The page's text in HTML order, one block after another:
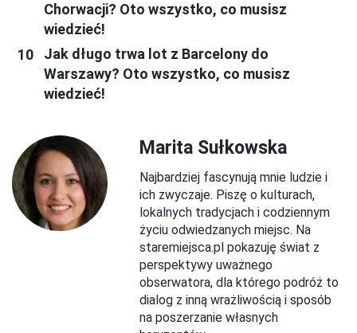
Chorwacji? Oto wszystko, co musisz
wiedzieć!
Jak długo trwa lot z Barcelony do
Warszawy? Oto wszystko, co musisz
wiedzieć!
Marita Sułkowska
Najbardziej fascynują mnie ludzie i
ich zwyczaje. Piszę o kulturach,
lokalnych tradycjach i codziennym
życiu odwiedzanych miejsc. Na
staremiejsca.pl pokazuję świat z
perspektywy uważnego
obserwatora, dla którego podróż to
dialog z inną wrażliwością i sposób
na poszerzanie własnych